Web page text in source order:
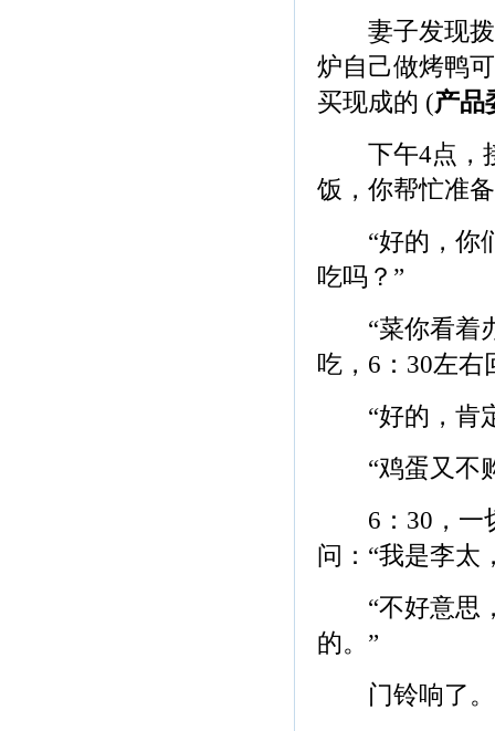
妻子发现拨
炉自己做烤鸭
买现成的 (产品
下午4点，接
饭，你帮忙准
“好的，你们
吃吗？”
“菜你看着办
吃，6：30左右
“好的，肯定
“鸡蛋又不购
6：30，一切
问：“我是李太
“不好意思，
的。”
门铃响了。